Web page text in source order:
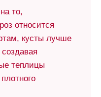
то,
относится
кусты лучше
теплицы